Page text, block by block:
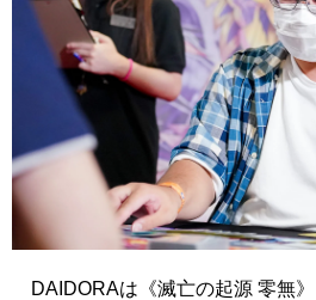
DAIDORAは 《滅亡の起源 零無》